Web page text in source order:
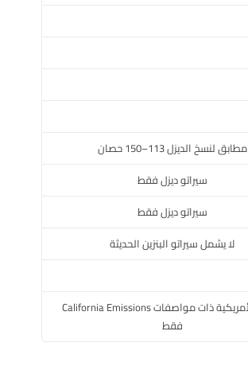
مطابق لنسخ الديزل 113–150 حصان
سيراتو ديزل فقط
سيراتو ديزل فقط
لا يشمل سيراتو البنزين الحديثة
للنسخ الأمريكية ذات مواصفات California Emissions
فقط